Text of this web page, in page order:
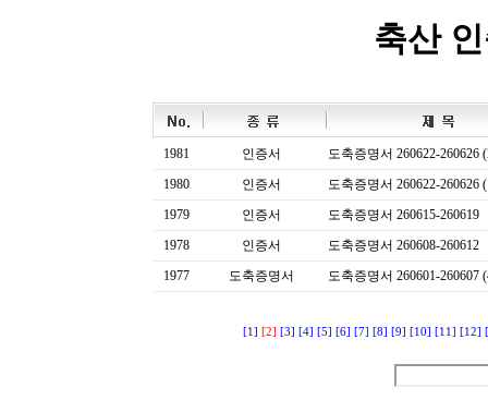
축산
1981 인증서
도축증명서 260622-260626
1980
인증서
도축증명서 260622-260626
1979
인증서
도축증명서 260615-260619
1978
인증서
도축증명서 260608-260612
1977
도축증명서 도축증명서 260601-260607
[1] [2] [3] [4] [5] [6] [7] [8] [9] [10] [11] [12]